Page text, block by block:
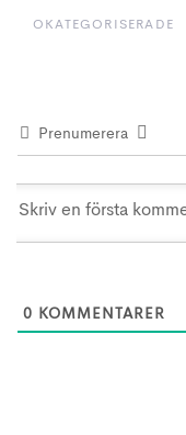
OKATEGORISERADE
Prenumerera
0 KOMMENTARER